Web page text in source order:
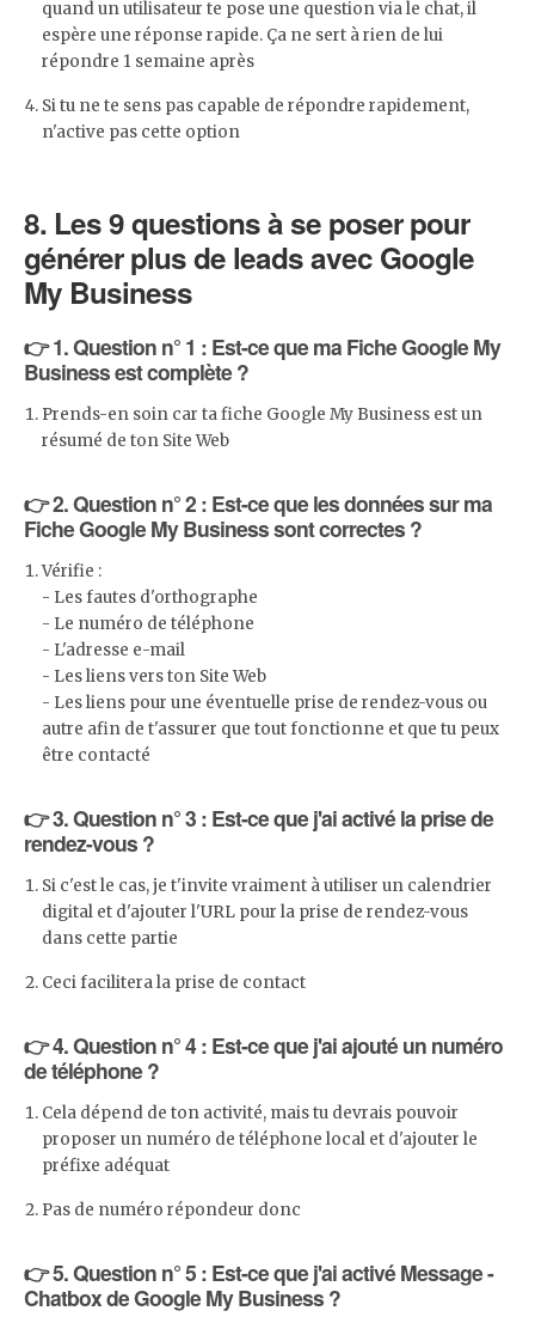
quand un utilisateur te pose une question via le chat, il
espère une réponse rapide. Ça ne sert à rien de lui
répondre 1 semaine après
Si tu ne te sens pas capable de répondre rapidement,
n'active pas cette option
8. Les 9 questions à se poser pour
générer plus de leads avec Google
My Business
👉 1. Question n° 1 : Est-ce que ma Fiche Google My
Business est complète ?
Prends-en soin car ta fiche Google My Business est un
résumé de ton Site Web
👉 2. Question n° 2 : Est-ce que les données sur ma
Fiche Google My Business sont correctes ?
Vérifie :
- Les fautes d'orthographe
- Le numéro de téléphone
- L'adresse e-mail
- Les liens vers ton Site Web
- Les liens pour une éventuelle prise de rendez-vous ou
autre afin de t'assurer que tout fonctionne et que tu peux
être contacté
👉 3. Question n° 3 : Est-ce que j'ai activé la prise de
rendez-vous ?
Si c'est le cas, je t'invite vraiment à utiliser un calendrier
digital et d'ajouter l'URL pour la prise de rendez-vous
dans cette partie
Ceci facilitera la prise de contact
👉 4. Question n° 4 : Est-ce que j'ai ajouté un numéro
de téléphone ?
Cela dépend de ton activité, mais tu devrais pouvoir
proposer un numéro de téléphone local et d'ajouter le
préfixe adéquat
Pas de numéro répondeur donc
👉 5. Question n° 5 : Est-ce que j'ai activé Message -
Chatbox de Google My Business ?